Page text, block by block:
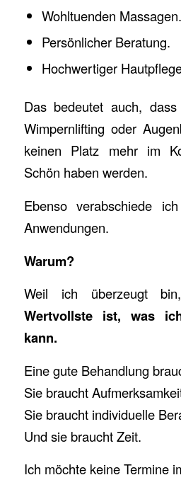
Wohltuenden Massagen.
Persönlicher Beratung.
Hochwertiger
Das bedeutet auch,
Wimpernlifting oder
keinen Platz mehr im
Schön haben werden.
Ebenso verabschiede
Anwendungen.
Warum?
Weil ich überzeugt
Wertvollste ist, was
kann.
Eine gute Behandlung
Sie braucht
Sie braucht individuelle
Und sie braucht Zeit.
Ich möchte keine Termine